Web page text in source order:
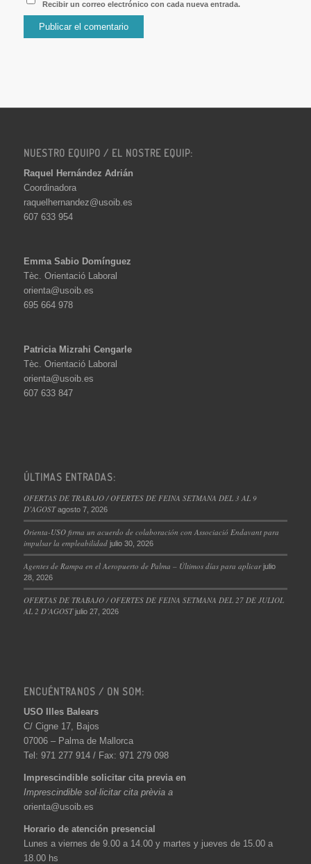
Recibir un correo electrónico con cada nueva entrada.
NUESTRO EQUIPO / EL NOSTRE EQUIP:
Raquel Hernández Adrián
Coordinadora
raquelhernandez@usoib.es
607 633 954
Emma Sabio Domínguez
Tèc. Orientació Laboral
orienta@usoib.es
695 664 978
Patricia Mizrahi Cengarle
Tèc. Orientació Laboral
orienta@usoib.es
607 633 847
ÚLTIMAS ENTRADAS:
OFERTAS DE TRABAJO / OFERTES DE FEINA SETMANA DEL 3 AL 9
D’AGOST agosto 7, 2026
Orienta-USO firma un acuerdo de colaboración con Associació Endavant para
impulsar la empleabilidad julio 30, 2026
Agentes de Rampa en el Aeropuerto de Palma – Últimos días para aplicar julio
28, 2026
OFERTAS DE TRABAJO / OFERTES DE FEINA SETMANA DEL 27 DE JULIOL
AL 2 D’AGOST julio 27, 2026
ENCUÉNTRANOS / ON SOM:
USO Illes Balears
C/ Cigne 17, Bajos
07006 – Palma de Mallorca
Tel: 971 277 914 / Fax: 971 279 098
Imprescindible solicitar cita previa en
Imprescindible sol·licitar cita prèvia a
orienta@usoib.es
Horario de atención presencial
Lunes a viernes de 9.00 a 14.00 y martes y jueves de 15.00 a
18.00 hs